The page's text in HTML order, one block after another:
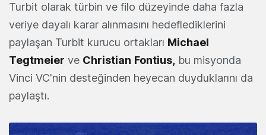
Turbit olarak türbin ve filo düzeyinde daha fazla
veriye dayalı karar alınmasını hedeflediklerini
paylaşan Turbit kurucu ortakları Michael
Tegtmeier ve Christian Fontius, bu misyonda
Vinci VC'nin desteğinden heyecan duyduklarını da
paylaştı.